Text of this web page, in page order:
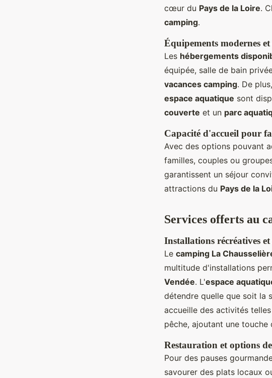
cœur du Pays de la Loire.
camping.
Équipements modernes
Les hébergements
équipée, salle de bain
vacances camping. De
espace aquatique sont
couverte et un parc
Capacité d'accueil pour
Avec des options pouvant
familles, couples ou
garantissent un séjour
attractions du Pays de la
Services offerts au
Installations récréatives
Le camping La
multitude d'installations
Vendée. L'espace
détendre quelle que soit la
accueille des activités
pêche, ajoutant une
Restauration et options
Pour des pauses
savourer des plats locaux